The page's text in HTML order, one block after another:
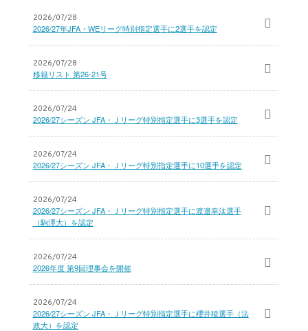
2026/07/28
2026/27年JFA・WEリーグ特別指定選手に2選手を認定
2026/07/28
移籍リスト 第26-21号
2026/07/24
2026/27シーズン JFA・Ｊリーグ特別指定選手に3選手を認定
2026/07/24
2026/27シーズン JFA・Ｊリーグ特別指定選手に10選手を認定
2026/07/24
2026/27シーズン JFA・Ｊリーグ特別指定選手に渡邉幸汰選手
（駒澤大）を認定
2026/07/24
2026年度 第9回理事会を開催
2026/07/24
2026/27シーズン JFA・Ｊリーグ特別指定選手に櫻井稜選手（法
政大）を認定